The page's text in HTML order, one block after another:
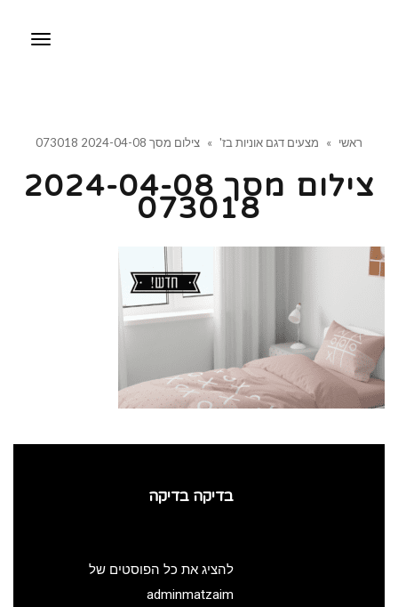
תפריט
ראשי » מצעים דגם אוניות בז' » צילום מסך 2024-04-08 073018
צילום מסך 2024-04-08
073018
בדיקה בדיקה
להציג את כל הפוסטים של
adminmatzaim